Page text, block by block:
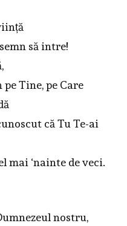
să intre!
Tine, pe Care
că Tu Te-ai
mai ‘nainte de veci.
nostru,